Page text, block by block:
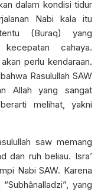
dalam kondisi tidur
Nabi kala itu
(Buraq) yang
cahaya.
perlu kendaraan.
Rasulullah SAW
Allah yang sangat
melihat, yakni
saw memang
dan ruh beliau. Isra’
Nabi SAW. Karena
yang